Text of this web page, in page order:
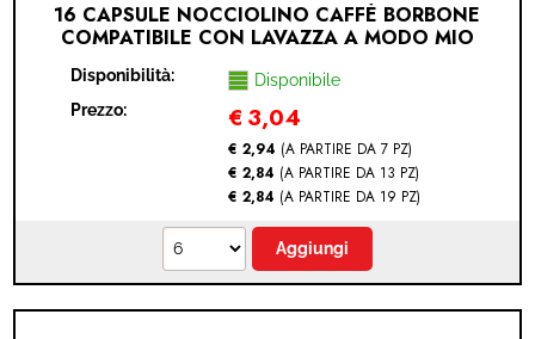
16 CAPSULE NOCCIOLINO CAFFÈ BORBONE
COMPATIBILE CON LAVAZZA A MODO MIO
CAPSULE)
Disponibilità:
Disponibile
Prezzo:
€ 3,04
€ 2,94 (A PARTIRE DA 7 PZ)
€ 2,84 (A PARTIRE DA 13 PZ)
€ 2,84 (A PARTIRE DA 19 PZ)